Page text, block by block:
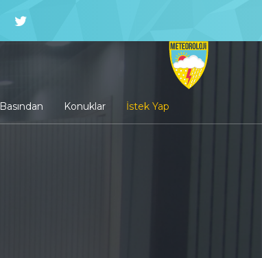
Basından Konuklar İstek Yap